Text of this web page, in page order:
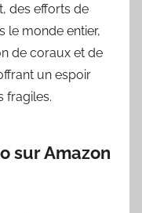
des efforts de
le monde entier,
de coraux et de
un espoir
fragiles.
sur Amazon